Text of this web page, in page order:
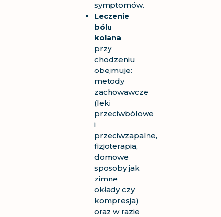
symptomów.
Leczenie
bólu
kolana
przy
chodzeniu
obejmuje:
metody
zachowawcze
(leki
przeciwbólowe
i
przeciwzapalne,
fizjoterapia,
domowe
sposoby jak
zimne
okłady czy
kompresja)
oraz w razie